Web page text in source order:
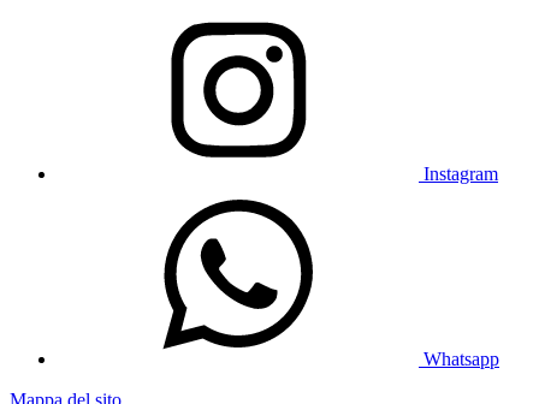
Instagram
Whatsapp
Mappa del sito